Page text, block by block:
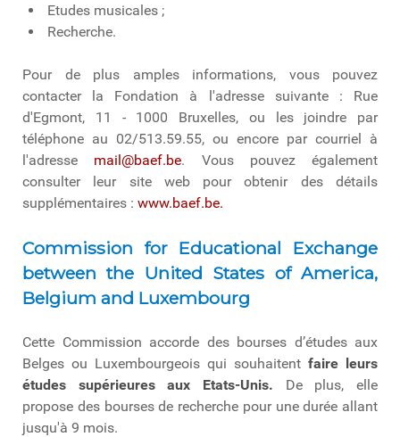
Etudes musicales ;
Recherche.
Pour de plus amples informations, vous pouvez
contacter la Fondation à l'adresse suivante : Rue
d'Egmont, 11 - 1000 Bruxelles, ou les joindre par
téléphone au 02/513.59.55, ou encore par courriel à
l'adresse mail@baef.be. Vous pouvez également
consulter leur site web pour obtenir des détails
supplémentaires : www.baef.be.
Commission for Educational Exchange
between the United States of America,
Belgium and Luxembourg
Cette Commission accorde des bourses d’études aux
Belges ou Luxembourgeois qui souhaitent faire leurs
études supérieures aux Etats-Unis. De plus, elle
propose des bourses de recherche pour une durée allant
jusqu'à 9 mois.